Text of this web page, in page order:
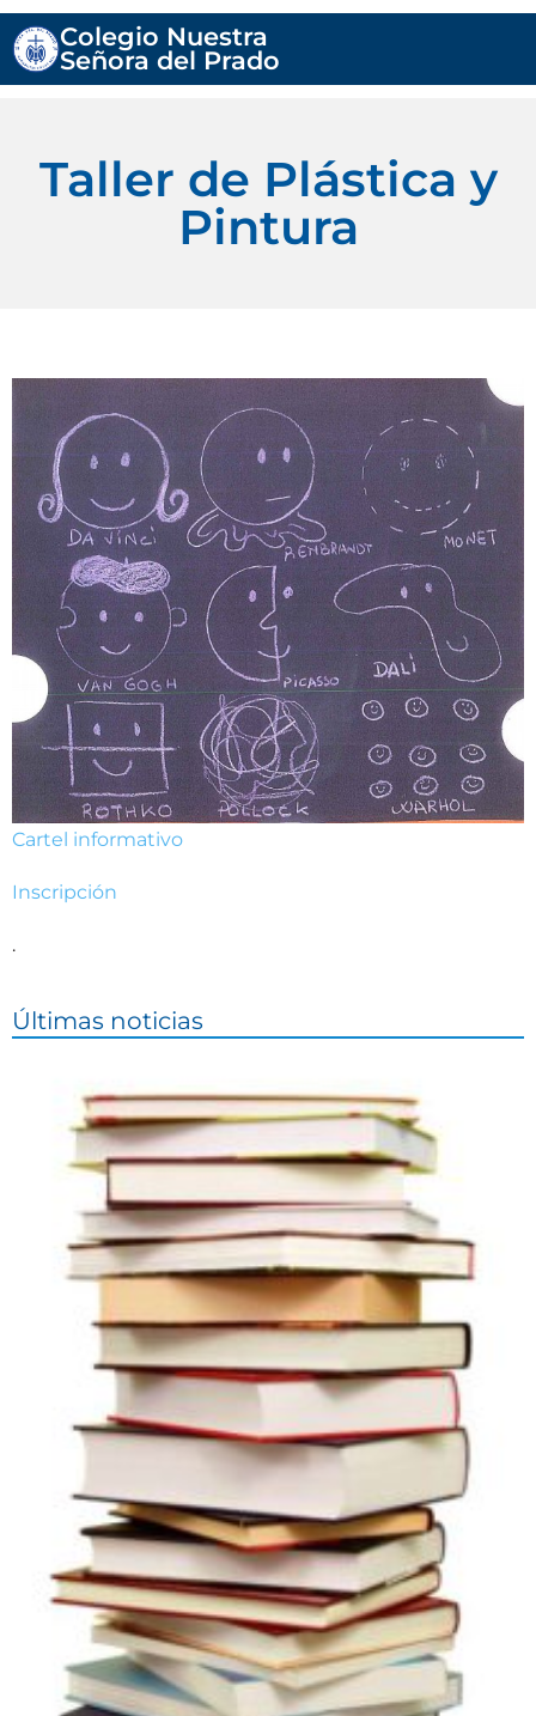
Colegio Nuestra
Señora del Prado
Taller de Plástica y
Pintura
Cartel informativo
Inscripción
.
Últimas noticias